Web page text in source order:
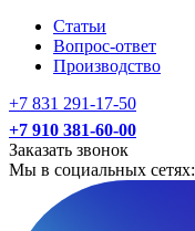
Статьи
Вопрос-ответ
Производство
+7 831 291-17-50
+7 910 381-60-00
Заказать звонок
Мы в социальных сетях: